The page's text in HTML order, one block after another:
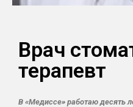
Врач
терапевт
В «Медиссе» работаю десять